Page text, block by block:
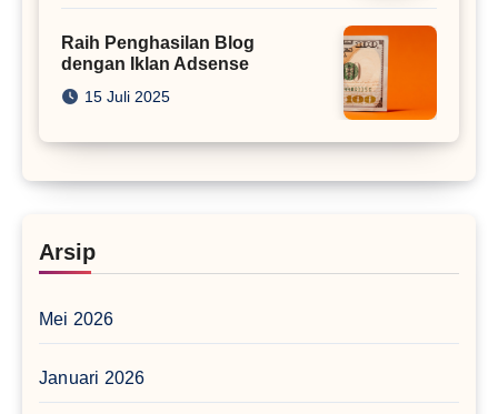
Raih Penghasilan Blog
dengan Iklan Adsense
15 Juli 2025
Arsip
Mei 2026
Januari 2026